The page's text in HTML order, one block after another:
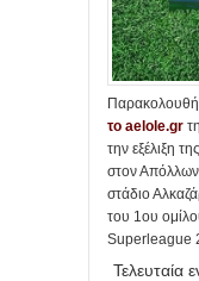
το aelole.gr
την εξέλιξη
στον
στάδιο
του 1ου
Superleague
Τελευταία